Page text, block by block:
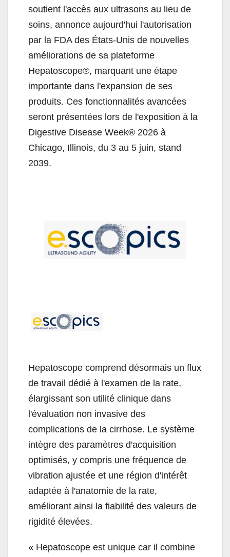
soutient l'accès aux ultrasons au lieu de
soins, annonce aujourd'hui l'autorisation
par la FDA des États-Unis de nouvelles
améliorations de sa plateforme
Hepatoscope®, marquant une étape
importante dans l'expansion de ses
produits. Ces fonctionnalités avancées
seront présentées lors de l'exposition à la
Digestive Disease Week® 2026 à
Chicago, Illinois, du 3 au 5 juin, stand
2039.
Hepatoscope comprend désormais un flux
de travail dédié à l'examen de la rate,
élargissant son utilité clinique dans
l'évaluation non invasive des
complications de la cirrhose. Le système
intègre des paramètres d'acquisition
optimisés, y compris une fréquence de
vibration ajustée et une région d'intérêt
adaptée à l'anatomie de la rate,
améliorant ainsi la fiabilité des valeurs de
rigidité élevées.
« Hepatoscope est unique car il combine